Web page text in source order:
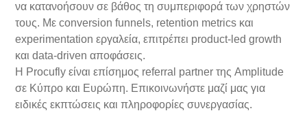
να κατανοήσουν σε βάθος τη συμπεριφορά των χρηστών
τους. Με conversion funnels, retention metrics και
experimentation εργαλεία, επιτρέπει product-led growth
και data-driven αποφάσεις.
Η Procufly είναι επίσημος referral partner της Amplitude
σε Κύπρο και Ευρώπη. Επικοινωνήστε μαζί μας για
ειδικές εκπτώσεις και πληροφορίες συνεργασίας.